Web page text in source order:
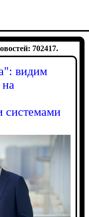
702417.
видим
системами